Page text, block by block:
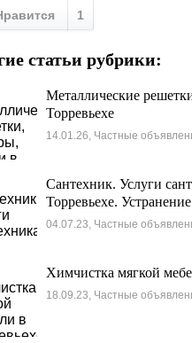
1
статьи рубрики:
Металлические
Торревьехе
14.01.26, Частные
Сантехник. Услуги
Торревьехе.
04.07.23, Частные
Химчистка мягкой
18.09.23, Частные